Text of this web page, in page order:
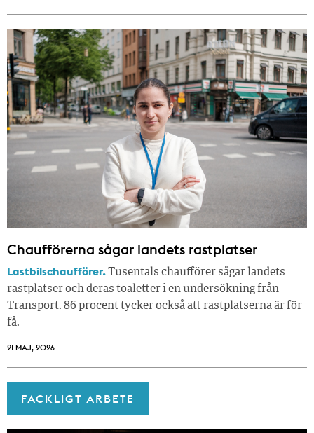
Chaufförerna sågar landets rastplatser
Lastbilschaufförer.Tusentals chaufförer sågar landets
rastplatser och deras toaletter i en undersökning från
Transport. 86 procent tycker också att rastplatserna är för
få.
21 MAJ, 2026
FACKLIGT ARBETE